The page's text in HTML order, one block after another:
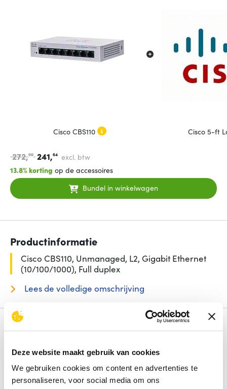
Deze website maakt gebruik van cookies
We gebruiken cookies om content en advertenties te
personaliseren, voor social media om ons
Cisco CBS110 Cisco 5-ft
272,90 241,64
excl. btw
13.8% korting op de accessoires
Bundel in winkelwagen
Productinformatie
Cisco CBS110, Unmanaged, L2, Gigabit Ethernet
(10/100/1000), Full duplex
Lees de volledige omschrijving
Specificaties
Switch typeUnmanaged
Power over Ethernet (PoE)
Nee
Type basis-switching RJ-45 Ethernet-poorten